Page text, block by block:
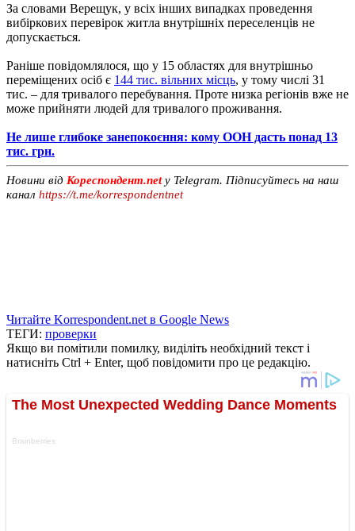
За словами Верещук, у всіх інших випадках проведення
вибіркових перевірок житла внутрішніх переселенців не
допускається.
Раніше повідомлялося, що у 15 областях для внутрішньо
переміщених осіб є 144 тис. вільних місць, у тому числі 31
тис. – для тривалого перебування. Проте низка регіонів вже не
може прийняти людей для тривалого проживання.
Не лише глибоке занепокоєння: кому ООН дасть понад 13
тис. грн.
Новини від Кореспондент.netу Telegram. Підписуйтесь на наш
канал https://t.me/korrespondentnet
Читайте Korrespondent.net в Google News
ТЕГИ: проверки
Якщо ви помітили помилку, виділіть необхідний текст і
натисніть Ctrl + Enter, щоб повідомити про це редакцію.